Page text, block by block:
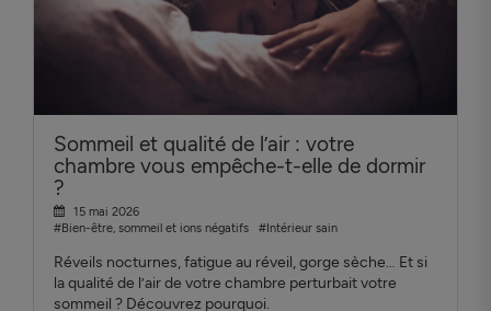
Sommeil et qualité de l’air : votre
chambre vous empêche-t-elle de dormir
?
15 mai 2026
#Bien-être, sommeil et ions négatifs
#Intérieur sain
Réveils nocturnes, fatigue au réveil, gorge sèche… Et si
la qualité de l’air de votre chambre perturbait votre
sommeil ? Découvrez pourquoi.